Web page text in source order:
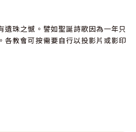
遺珠之憾。譬如聖誕詩歌因為一年只
各教會可按需要自行以投影片或影印